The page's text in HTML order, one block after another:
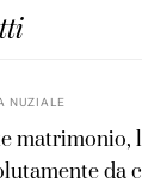
NUZIALE
matrimonio,
da